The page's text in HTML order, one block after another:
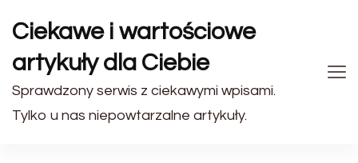
Ciekawe i wartościowe
artykuły dla Ciebie
Sprawdzony serwis z ciekawymi wpisami.
Tylko u nas niepowtarzalne artykuły.